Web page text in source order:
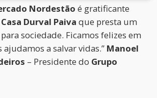
Nordestão é gratificante
Casa Durval Paiva que presta um
sociedade. Ficamos felizes em
a salvar vidas.” Manoel
– Presidente do Grupo